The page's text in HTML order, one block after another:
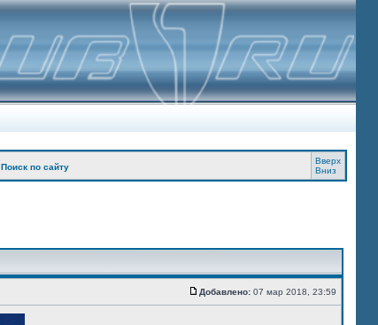
Поиск по сайту
Вверх
Вниз
Добавлено: 07 мар 2018, 23:59